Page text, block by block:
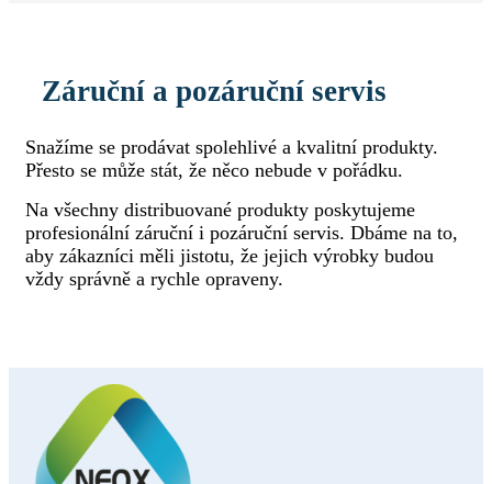
Záruční a pozáruční servis
Snažíme se prodávat spolehlivé a kvalitní produkty.
Přesto se může stát, že něco nebude v pořádku.
Na všechny distribuované produkty poskytujeme
profesionální záruční i pozáruční servis. Dbáme na to,
aby zákazníci měli jistotu, že jejich výrobky budou
vždy správně a rychle opraveny.